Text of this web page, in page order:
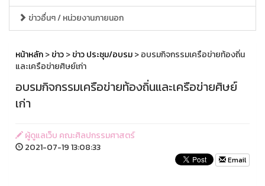
ข่าวอื่นๆ / หน่วยงานภายนอก
หน้าหลัก>ข่าว>ข่าว ประชุม/อบรม> อบรมกิจกรรมเครือข่ายท้องถิ่น
และเครือข่ายศิษย์เก่า
อบรมกิจกรรมเครือข่ายท้องถิ่นและเครือข่ายศิษย์
เก่า
ผู้ดูแลเว็บ คณะศิลปกรรมศาสตร์
2021-07-19 13:08:33
Email